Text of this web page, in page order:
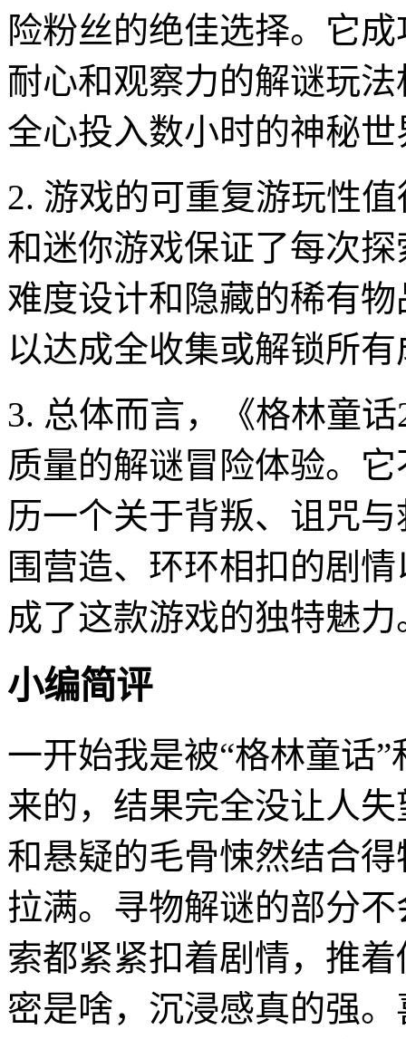
险粉丝的绝佳选择。它
耐心和观察力的解谜玩
全心投入数小时的神秘世
2. 游戏的可重复游玩性
和迷你游戏保证了每次
难度设计和隐藏的稀有
以达成全收集或解锁所
3. 总体而言，《格林童
质量的解谜冒险体验。
历一个关于背叛、诅咒
围营造、环环相扣的剧
成了这款游戏的独特魅力
小编简评
一开始我是被“格林童话
来的，结果完全没让人
和悬疑的毛骨悚然结合
拉满。寻物解谜的部分
索都紧紧扣着剧情，推
密是啥，沉浸感真的强